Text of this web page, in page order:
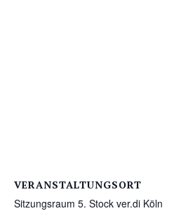
VERANSTALTUNGSORT
Sitzungsraum 5. Stock ver.di Köln